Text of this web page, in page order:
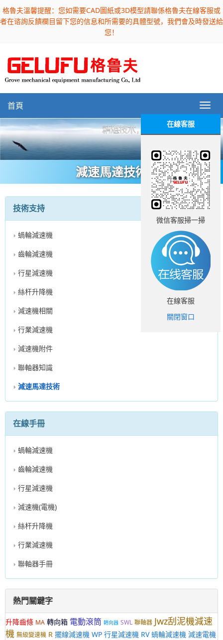
格魯夫溫馨提醒：您如需要CAD圖紙或3D模型請聯係格魯夫在線客服或
者在谘詢反饋欄目留下您的信息和所需要的具體型號，我們會及時發送給
您！
首頁
減速馬達技術
技術支持
蝸輪減速機
齒輪減速機
行星減速機
絲杆升降機
減速機相關
行業減速機
減速機附件
聯軸器知識
減速馬達技術
在線手冊
蝸輪減速機
齒輪減速機
行星減速機
減速機(電機)
絲杆升降機
行業減速機
聯軸器手冊
熱門關鍵字
升降齒條 MA 轉向箱 電動滾筒 轉向器 SWL 聯軸器 Jwz刮泥機減速
機 無級變速機 R 擺線減速機 WP 行星減速機 RV 蝸輪減速機 減速電機
在線客服
微信客服掃一掃
在線客服
關閉窗口